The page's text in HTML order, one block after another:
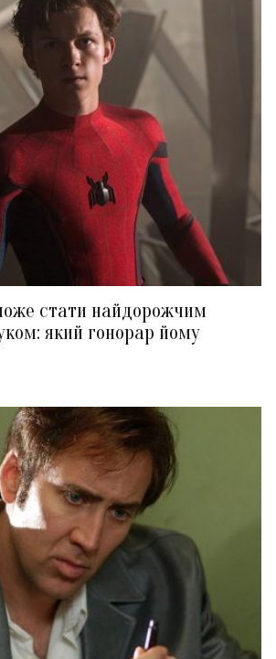
стати найдорожчим
який гонорар йому